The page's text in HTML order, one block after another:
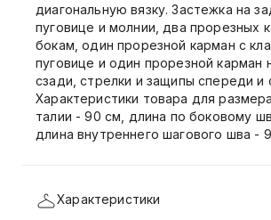
диагональную вязку. Застежка на
пуговице и молнии, два прорезных
бокам, один прорезной карман с
пуговице и один прорезной карман
сзади, стрелки и защипы спереди и
Характеристики товара для
талии - 90 см, длина по боковому
длина внутреннего шагового шва -
Характеристики